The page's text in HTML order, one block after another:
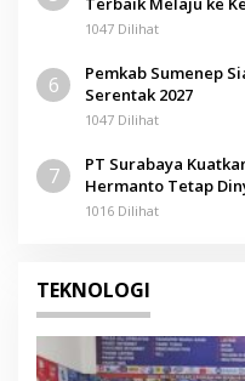
1047 Dilihat
6
Pemkab Sumenep
Serentak 2027
1047 Dilihat
7
PT Surabaya
Hermanto Tetap
Pamolokan
1016 Dilihat
TEKNOLOGI